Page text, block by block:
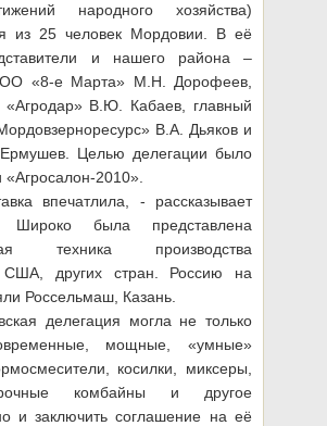
народного хозяйства)
из 25 человек Мордовии. В её
и нашего района –
«8-е Марта» М.Н. Дорофеев,
«Агродар» В.Ю. Кабаев, главный
В.А. Дьяков и
Целью делегации было
2010».
впечатлила, - рассказывает
была представлена
техника производства
США, других стран. Россию на
Россельмаш, Казань.
делегация могла не только
мощные, «умные»
косилки, миксеры,
комбайны и другое
и заключить соглашение на её